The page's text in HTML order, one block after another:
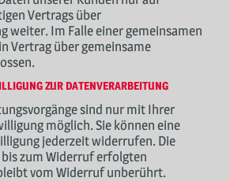
Vertrags über
weiter. Im Falle einer gemeinsamen
Vertrag über gemeinsame
ZUR DATENVERARBEITUNG
sind nur mit Ihrer
möglich. Sie können eine
jederzeit widerrufen. Die
zum Widerruf erfolgten
vom Widerruf unberührt.